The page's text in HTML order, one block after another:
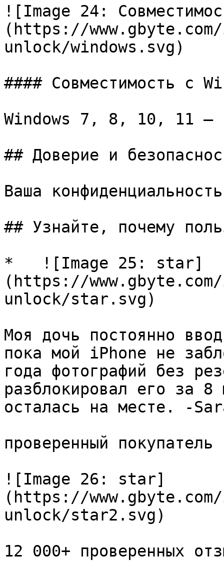
![Image 24:
(https://
unlock/windows.svg)
#### Совместимость с
Windows 7, 8, 10, 11 –
## Доверие и
Ваша
## Узнайте, почему
*   ![Image 25: star]
(https://
unlock/star.svg)
Моя дочь постоянно
пока мой iPhone не
года фотографий без
разблокировал его за 8
осталась на месте. -
проверенный покупатель
![Image 26: star]
(https://
unlock/star2.svg)
12 000+ проверенных